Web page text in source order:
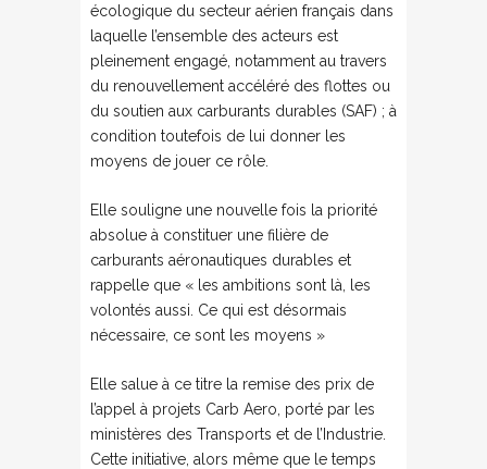
écologique du secteur aérien français dans
laquelle l’ensemble des acteurs est
pleinement engagé, notamment au travers
du renouvellement accéléré des flottes ou
du soutien aux carburants durables (SAF) ; à
condition toutefois de lui donner les
moyens de jouer ce rôle.
Elle souligne une nouvelle fois la priorité
absolue à constituer une filière de
carburants aéronautiques durables et
rappelle que « les ambitions sont là, les
volontés aussi. Ce qui est désormais
nécessaire, ce sont les moyens »
Elle salue à ce titre la remise des prix de
l’appel à projets Carb Aero, porté par les
ministères des Transports et de l’Industrie.
Cette initiative, alors même que le temps